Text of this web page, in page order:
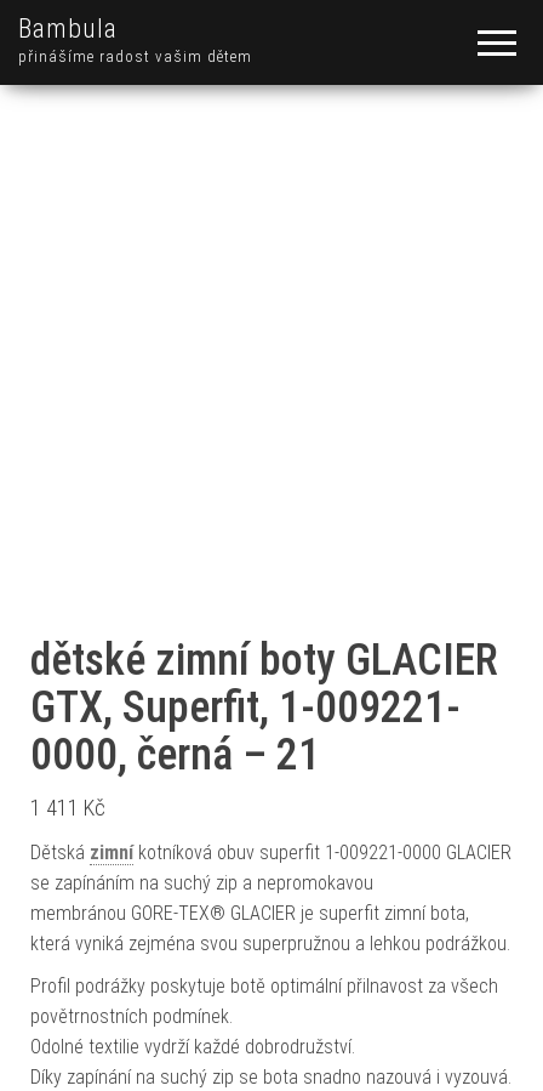
Bambula
přinášíme radost vašim dětem
dětské zimní boty GLACIER
GTX, Superfit, 1-009221-
0000, černá – 21
1 411 Kč
Dětská zimníkotníková obuv superfit 1-009221-0000 GLACIER
se zapínáním na suchý zip a nepromokavou
membránou GORE-TEX® GLACIER je superfit zimní bota,
která vyniká zejména svou superpružnou a lehkou podrážkou.
Profil podrážky poskytuje botě optimální přilnavost za všech
povětrnostních podmínek.
Odolné textilie vydrží každé dobrodružství.
Díky zapínání na suchý zip se bota snadno nazouvá i vyzouvá.